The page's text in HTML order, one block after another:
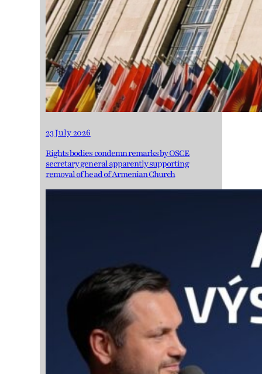
23 July 2026
Rights bodies condemn remarks by OSCE
secretary general apparently supporting
removal of head of Armenian Church